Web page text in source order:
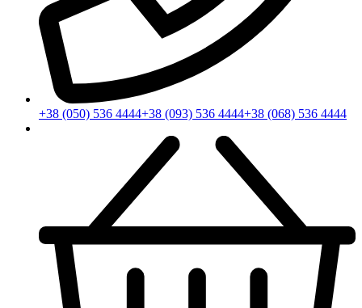
+38 (050) 536 4444+38 (093) 536 4444+38 (068) 536 4444